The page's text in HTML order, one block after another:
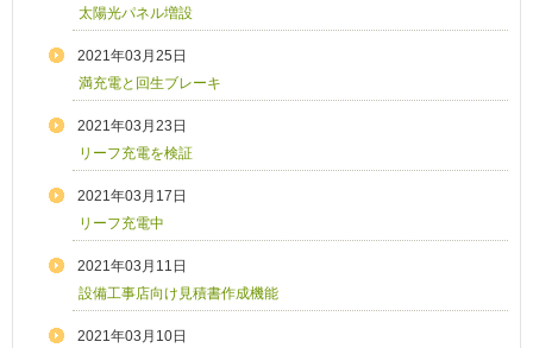
太陽光パネル増設
2021年03月25日
満充電と回生ブレーキ
2021年03月23日
リーフ充電を検証
2021年03月17日
リーフ充電中
2021年03月11日
設備工事店向け見積書作成機能
2021年03月10日